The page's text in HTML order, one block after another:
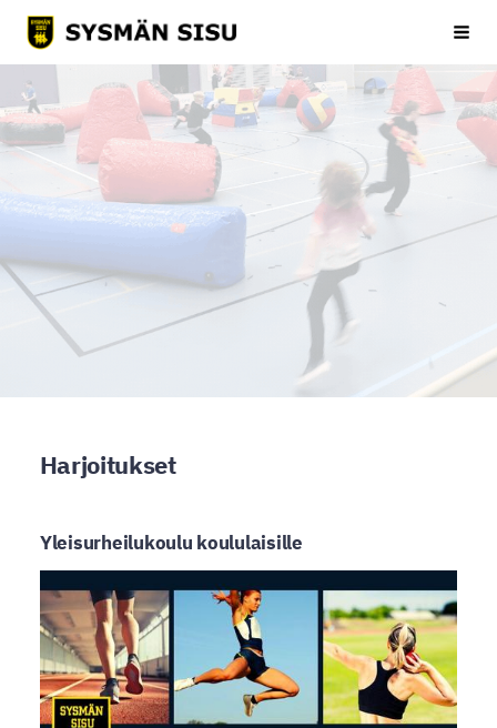
Siirry
sivun
Sysmän Sisu
Harjoitukset
Yleisurheilukoulu koululaisille